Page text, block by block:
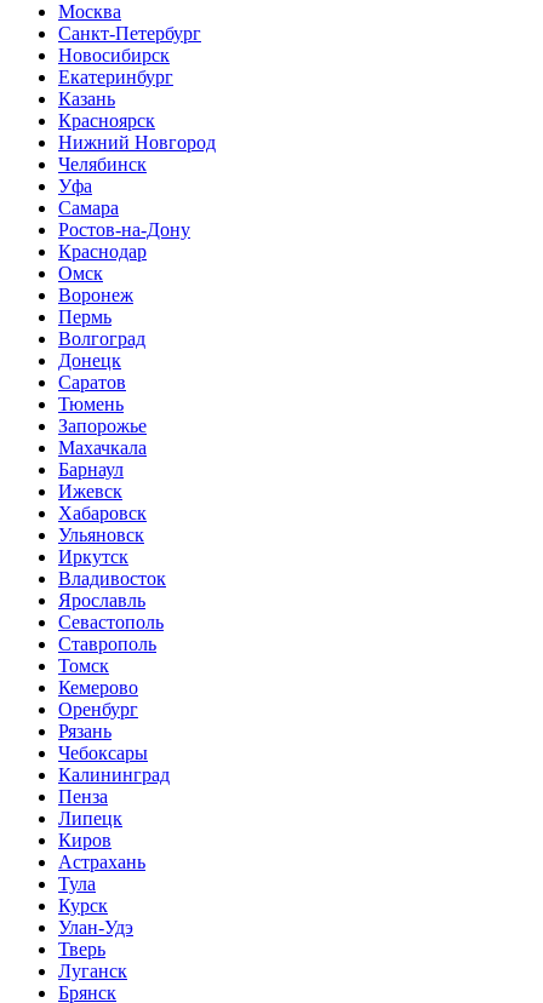
Москва
Санкт-Петербург
Новосибирск
Екатеринбург
Казань
Красноярск
Нижний Новгород
Челябинск
Уфа
Самара
Ростов-на-Дону
Краснодар
Омск
Воронеж
Пермь
Волгоград
Донецк
Саратов
Тюмень
Запорожье
Махачкала
Барнаул
Ижевск
Хабаровск
Ульяновск
Иркутск
Владивосток
Ярославль
Севастополь
Ставрополь
Томск
Кемерово
Оренбург
Рязань
Чебоксары
Калининград
Пенза
Липецк
Киров
Астрахань
Тула
Курск
Улан-Удэ
Тверь
Луганск
Брянск